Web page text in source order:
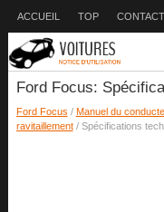
ACCUEIL TOP
Ford Focus:
Ford Focus / Manuel du
ravitaillement/ Spécifications